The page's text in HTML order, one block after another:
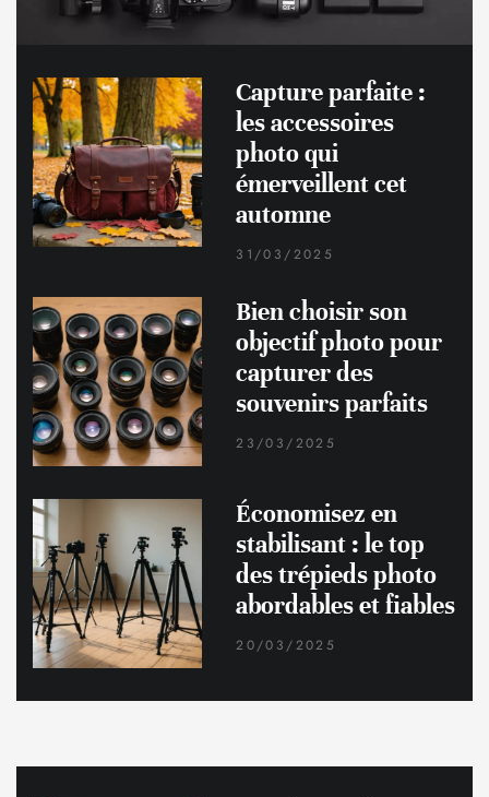
Capture parfaite :
les accessoires
photo qui
émerveillent cet
automne
31/03/2025
Bien choisir son
objectif photo pour
capturer des
souvenirs parfaits
23/03/2025
Économisez en
stabilisant : le top
des trépieds photo
abordables et fiables
20/03/2025